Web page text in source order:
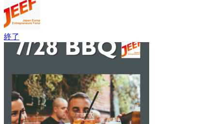
終了